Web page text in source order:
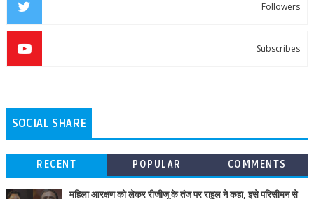
Followers
Subscribes
SOCIAL SHARE
RECENT POPULAR COMMENTS
महिला आरक्षण को लेकर रीजीजू के तंज पर राहुल ने कहा, इसे परिसीमन से